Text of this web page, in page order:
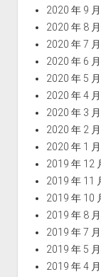
2020 年 9 月
2020 年 8 月
2020 年 7 月
2020 年 6 月
2020 年 5 月
2020 年 4 月
2020 年 3 月
2020 年 2 月
2020 年 1 月
2019 年 12
2019 年 11
2019 年 10
2019 年 8 月
2019 年 7 月
2019 年 5 月
2019 年 4 月